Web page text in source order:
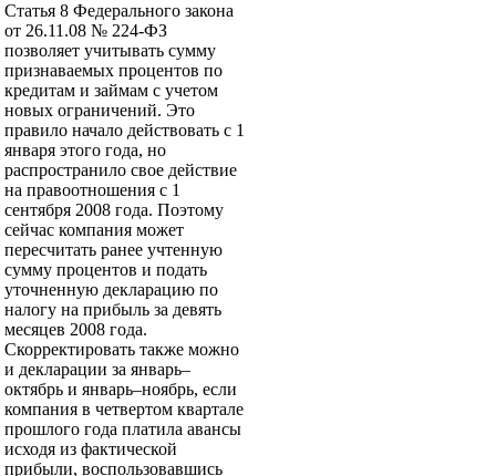
Статья 8 Федерального закона
от 26.11.08 № 224-ФЗ
позволяет учитывать сумму
признаваемых процентов по
кредитам и займам с учетом
новых ограничений. Это
правило начало действовать с 1
января этого года, но
распространило свое действие
на правоотношения с 1
сентября 2008 года. Поэтому
сейчас компания может
пересчитать ранее учтенную
сумму процентов и подать
уточненную декларацию по
налогу на прибыль за девять
месяцев 2008 года.
Скорректировать также можно
и декларации за январь–
октябрь и январь–ноябрь, если
компания в четвертом квартале
прошлого года платила авансы
исходя из фактической
прибыли, воспользовавшись